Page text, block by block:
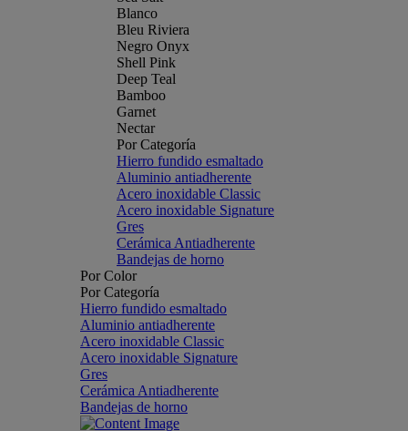
Blanco
Bleu Riviera
Negro Onyx
Shell Pink
Deep Teal
Bamboo
Garnet
Nectar
Por Categoría
Hierro fundido esmaltado
Aluminio antiadherente
Acero inoxidable Classic
Acero inoxidable Signature
Gres
Cerámica Antiadherente
Bandejas de horno
Por Color
Por Categoría
Hierro fundido esmaltado
Aluminio antiadherente
Acero inoxidable Classic
Acero inoxidable Signature
Gres
Cerámica Antiadherente
Bandejas de horno